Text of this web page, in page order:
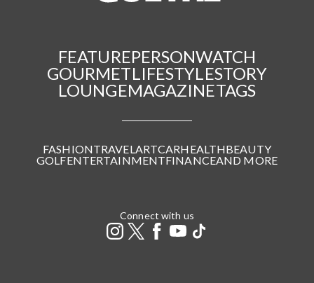
FEATUREPERSONWATCH
GOURMETLIFESTYLESTORY
LOUNGEMAGAZINETAGS
FASHIONTRAVELARTCARHEALTHBEAUTY
GOLFENTERTAINMENTFINANCEAND MORE
Connect with us